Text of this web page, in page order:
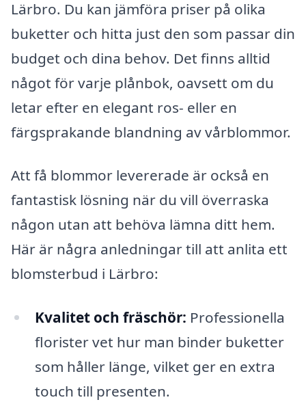
Lärbro. Du kan jämföra priser på olika
buketter och hitta just den som passar din
budget och dina behov. Det finns alltid
något för varje plånbok, oavsett om du
letar efter en elegant ros- eller en
färgsprakande blandning av vårblommor.
Att få blommor levererade är också en
fantastisk lösning när du vill överraska
någon utan att behöva lämna ditt hem.
Här är några anledningar till att anlita ett
blomsterbud i Lärbro:
Kvalitet och fräschör: Professionella
florister vet hur man binder buketter
som håller länge, vilket ger en extra
touch till presenten.